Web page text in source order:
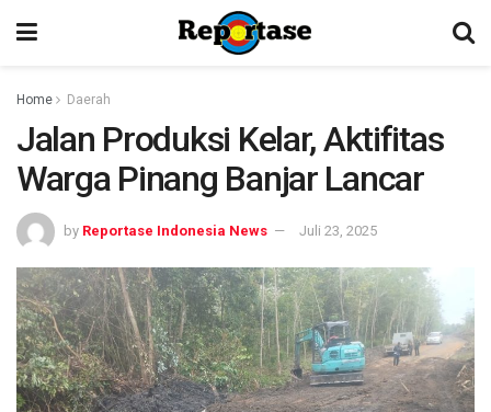
Home Daerah
Jalan Produksi Kelar, Aktifitas
Warga Pinang Banjar Lancar
by Reportase Indonesia News Juli 23, 2025